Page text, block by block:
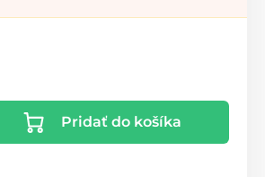
Pridať do košíka